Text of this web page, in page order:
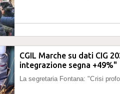
CGIL Marche su dati CIG
integrazione segna +49%"
La segretaria Fontana: "Crisi